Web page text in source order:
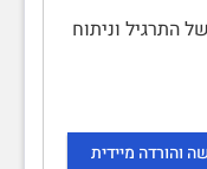
התרגיל וניתוח
והורדה מיידית